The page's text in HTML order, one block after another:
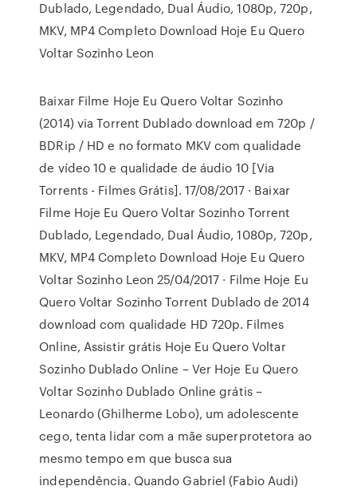
Dublado, Legendado, Dual Áudio, 1080p, 720p,
MKV, MP4 Completo Download Hoje Eu Quero
Voltar Sozinho Leon
Baixar Filme Hoje Eu Quero Voltar Sozinho
(2014) via Torrent Dublado download em 720p /
BDRip / HD e no formato MKV com qualidade
de vídeo 10 e qualidade de áudio 10 [Via
Torrents - Filmes Grátis]. 17/08/2017 · Baixar
Filme Hoje Eu Quero Voltar Sozinho Torrent
Dublado, Legendado, Dual Áudio, 1080p, 720p,
MKV, MP4 Completo Download Hoje Eu Quero
Voltar Sozinho Leon 25/04/2017 · Filme Hoje Eu
Quero Voltar Sozinho Torrent Dublado de 2014
download com qualidade HD 720p. Filmes
Online, Assistir grátis Hoje Eu Quero Voltar
Sozinho Dublado Online – Ver Hoje Eu Quero
Voltar Sozinho Dublado Online grátis –
Leonardo (Ghilherme Lobo), um adolescente
cego, tenta lidar com a mãe superprotetora ao
mesmo tempo em que busca sua
independência. Quando Gabriel (Fabio Audi)